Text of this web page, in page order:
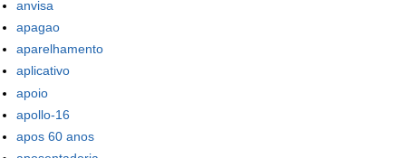
anvisa
apagao
aparelhamento
aplicativo
apoio
apollo-16
apos 60 anos